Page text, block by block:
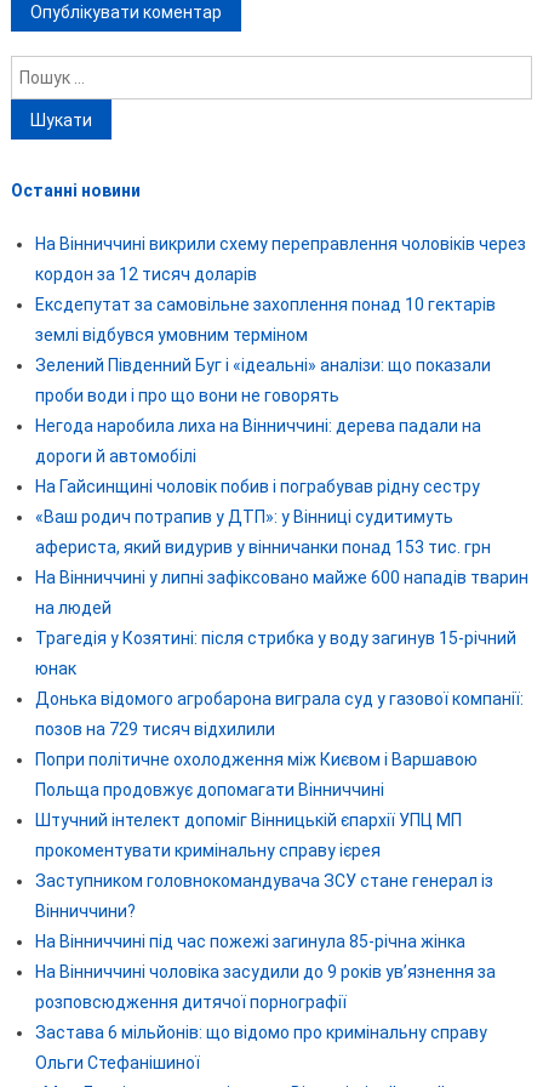
Пошук:
Останні новини
На Вінниччині викрили схему переправлення чоловіків через
кордон за 12 тисяч доларів
Ексдепутат за самовільне захоплення понад 10 гектарів
землі відбувся умовним терміном
Зелений Південний Буг і «ідеальні» аналізи: що показали
проби води і про що вони не говорять
Негода наробила лиха на Вінниччині: дерева падали на
дороги й автомобілі
На Гайсинщині чоловік побив і пограбував рідну сестру
«Ваш родич потрапив у ДТП»: у Вінниці судитимуть
афериста, який видурив у вінничанки понад 153 тис. грн
На Вінниччині у липні зафіксовано майже 600 нападів тварин
на людей
Трагедія у Козятині: після стрибка у воду загинув 15-річний
юнак
Донька відомого агробарона виграла суд у газової компанії:
позов на 729 тисяч відхилили
Попри політичне охолодження між Києвом і Варшавою
Польща продовжує допомагати Вінниччині
Штучний інтелект допоміг Вінницькій єпархії УПЦ МП
прокоментувати кримінальну справу ієрея
Заступником головнокомандувача ЗСУ стане генерал із
Вінниччини?
На Вінниччині під час пожежі загинула 85-річна жінка
На Вінниччині чоловіка засудили до 9 років ув’язнення за
розповсюдження дитячої порнографії
Застава 6 мільйонів: що відомо про кримінальну справу
Ольги Стефанішиної